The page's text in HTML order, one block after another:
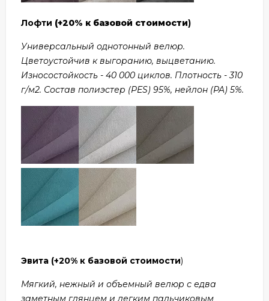
Лофти (+20% к базовой стоимости)
Универсальный однотонный велюр.
Цветоустойчив к выгоранию, выцветанию.
Износостойкость - 40 000 циклов. Плотность - 310
г/м2. Состав полиэстер (PES) 95%, нейлон (PA) 5%.
Эвита (+20% к базовой стоимости)
Мягкий, нежный и объемный велюр с едва
заметным глянцем и легким пальчиковым